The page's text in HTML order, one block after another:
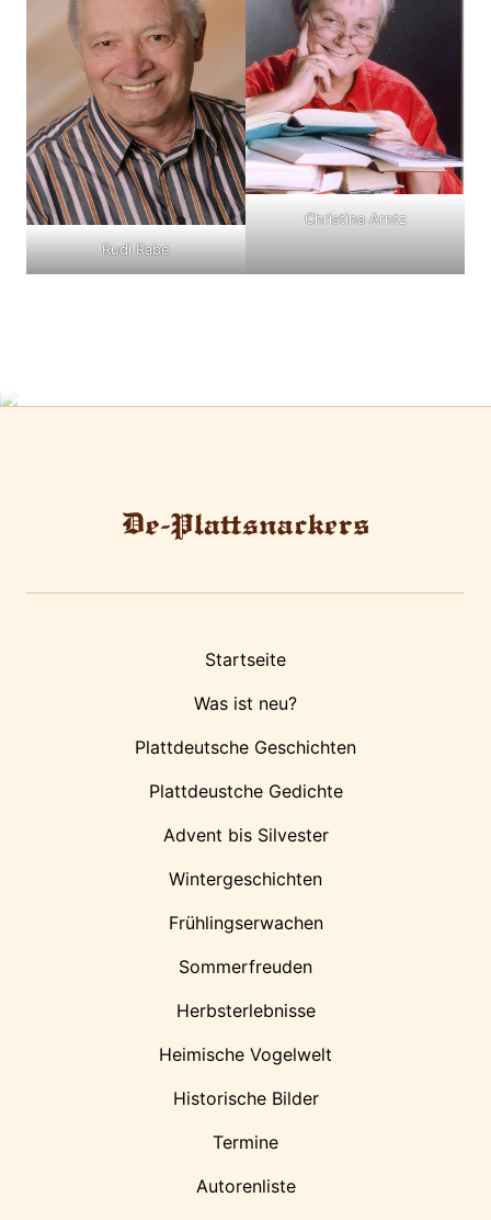
Rudi Rabe
Christina Arntz
Startseite
Was ist neu?
Plattdeutsche Geschichten
Plattdeustche Gedichte
Advent bis Silvester
Wintergeschichten
Frühlingserwachen
Sommerfreuden
Herbsterlebnisse
Heimische Vogelwelt
Historische Bilder
Termine
Autorenliste